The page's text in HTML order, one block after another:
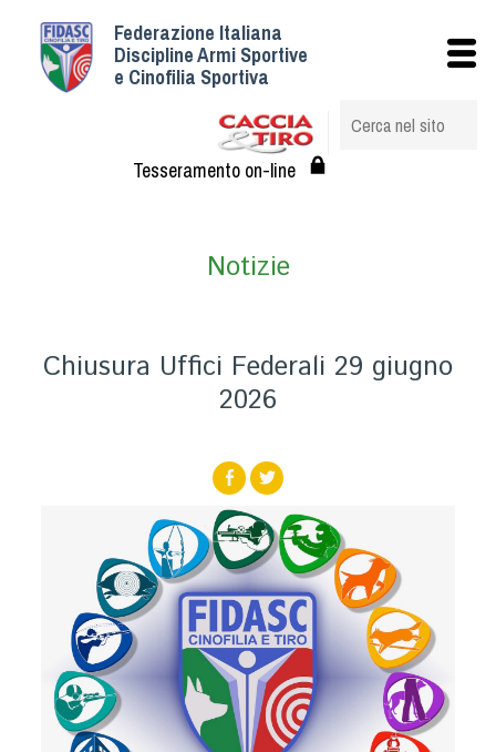
Federazione Italiana
Discipline Armi Sportive
e Cinofilia Sportiva
Tesseramento on-line
Notizie
Chiusura Uffici Federali 29 giugno
2026
Istituzionale
Struttura
Albo Veterinari federali
Statuto e Regolamenti
Assicurazione
Convenzioni
Tesserati
Albo Fornitori
Referenti e gruppi di lavoro regionali
Scuole Federali
Tecnici
Direttori di Gara
Formazione
Calendario Manifestazioni
Organi di Giustizia - Dispositivi